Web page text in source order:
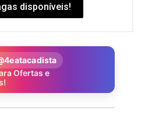
disponíveis!
Ofertas e